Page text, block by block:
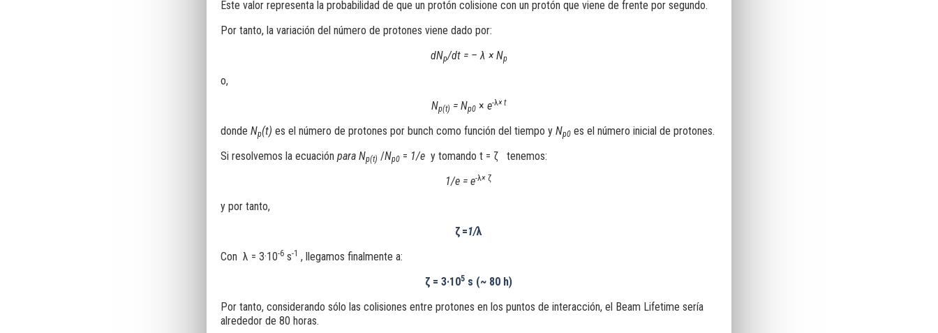
Este valor representa la probabilidad de que un protón colisione con un protón que viene de frente por segundo.
Por tanto, la variación del número de protones viene dado por:
dNp/dt = –λ × Np
o,
Np(t) = Np0 ×e-λ× t
donde Np(t) es el número de protones por bunch como función del tiempo y Np0es el número inicial de protones.
Si resolvemos la ecuación para Np(t) /Np0= 1/ey tomando t = ζ tenemos:
1/e =e-λ× ζ
y por tanto,
ζ =1/λ
Con λ = 3·10-6s-1 , llegamos finalmente a:
ζ = 3·105 s (~ 80 h)
Por tanto, considerando sólo las colisiones entre protones en los puntos de interacción, el Beam Lifetime sería
alrededor de 80 horas.